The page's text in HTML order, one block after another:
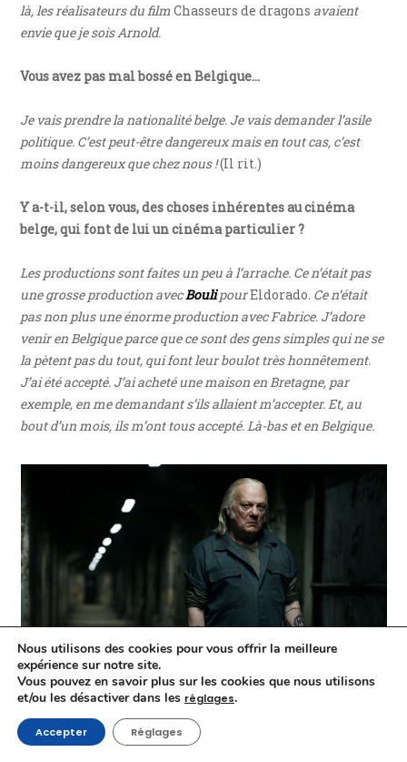
là, les réalisateurs du filmChasseurs de dragons avaient
envie que je sois Arnold.
Vous avez pas mal bossé en Belgique…
Je vais prendre la nationalité belge. Je vais demander l’asile
politique. C’est peut-être dangereux mais en tout cas, c’est
moins dangereux que chez nous !(Il rit.)
Y a-t-il, selon vous, des choses inhérentes au cinéma
belge, qui font de lui un cinéma particulier ?
Les productions sont faites un peu à l’arrache. Ce n’était pas
une grosse production avecBoulipourEldorado. Ce n’était
pas non plus une énorme production avec Fabrice. J’adore
venir en Belgique parce que ce sont des gens simples qui ne se
la pètent pas du tout, qui font leur boulot très honnêtement.
J’ai été accepté. J’ai acheté une maison en Bretagne, par
exemple, en me demandant s’ils allaient m’accepter. Et, au
bout d’un mois, ils m’ont tous accepté. Là-bas et en Belgique.
DansMR 73, d’Olivier Marchal, Philippe Nahon livre, une fois
de plus, une très grande prestation
Nous utilisons des cookies pour vous offrir la meilleure
expérience sur notre site.
Vous pouvez en savoir plus sur les cookies que nous utilisons
et/ou les désactiver dans les réglages.
Accepter Réglages